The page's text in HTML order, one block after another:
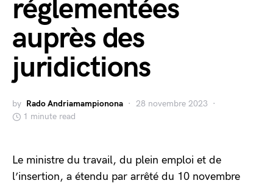
réglementées
auprès des
juridictions
by Rado Andriamampionona
28 novembre 2023
1 minute read
Le ministre du travail, du plein emploi et de
l’insertion, a étendu par arrêté du 10 novembre